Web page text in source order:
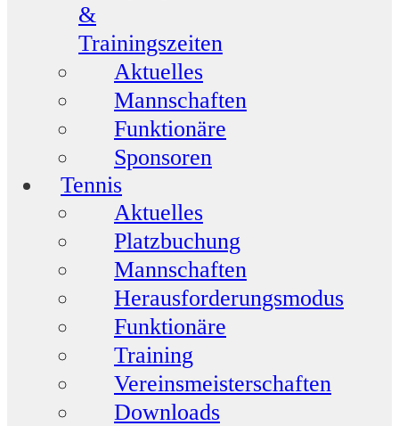
&
Trainingszeiten
Aktuelles
Mannschaften
Funktionäre
Sponsoren
Tennis
Aktuelles
Platzbuchung
Mannschaften
Herausforderungsmodus
Funktionäre
Training
Vereinsmeisterschaften
Downloads